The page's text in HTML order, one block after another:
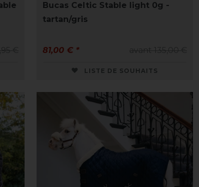
Bucas Celtic Stable light 0g -
tartan/gris
81,00 € *
LISTE DE SOUHAITS